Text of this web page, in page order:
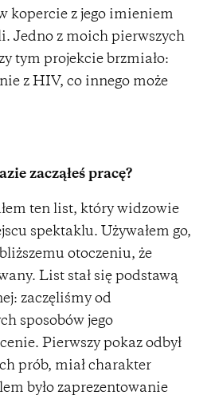
kopercie z jego imieniem
Jedno z moich pierwszych
tym projekcie brzmiało:
z HIV, co innego może
zacząłeś pracę?
ten list, który widzowie
spektaklu. Używałem go,
otoczeniu, że
List stał się podstawą
zaczęliśmy od
sposobów jego
Pierwszy pokaz odbył
prób, miał charakter
było zaprezentowanie